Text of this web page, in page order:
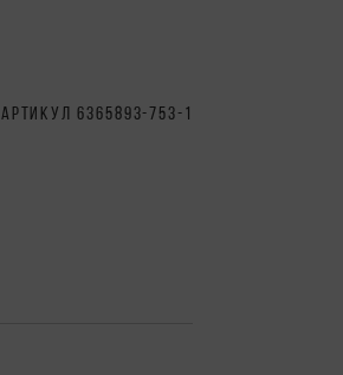
АРТИКУЛ 6365893-753-1